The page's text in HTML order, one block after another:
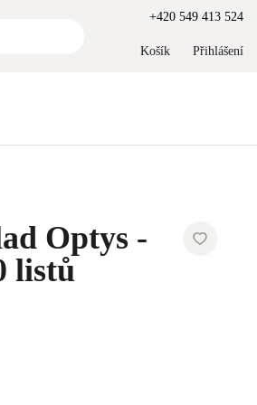
+420 549 413 524
Košík Přihlášení
Optys -
listů